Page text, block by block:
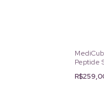
Peptide